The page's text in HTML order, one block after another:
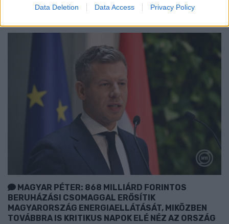
Data Deletion Data Access Privacy Policy
MAGYAR PÉTER: 868 MILLIÁRD FORINTOS
BERUHÁZÁSI CSOMAGGAL ERŐSÍTIK
MAGYARORSZÁG ENERGIAELLÁTÁSÁT, MIKÖZBEN
TOVÁBBRA IS KRITIKUS NAPOK ELÉ NÉZ AZ ORSZÁG